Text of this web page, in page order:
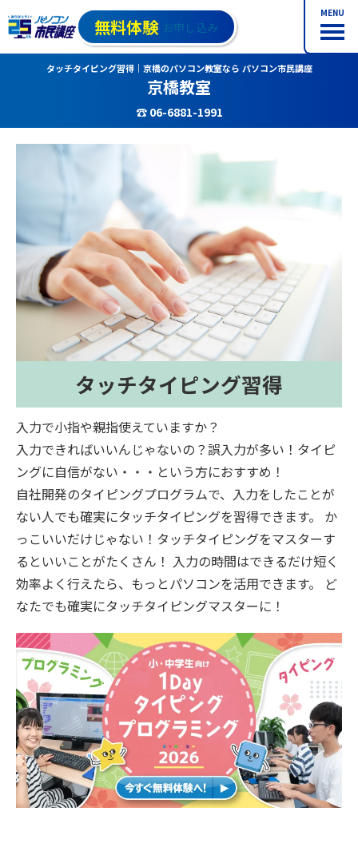
MENU
無料体験 お申し込み
タッチタイピング習得｜京橋のパソコン教室なら パソコン市民講座
京橋教室
☎ 06-6881-1991
タッチタイピング習得
入力で小指や親指使えていますか？
入力できればいいんじゃないの？誤入力が多い！タイピ
ングに自信がない・・・という方におすすめ！
自社開発のタイピングプログラムで、入力をしたことが
ない人でも確実にタッチタイピングを習得できます。 か
っこいいだけじゃない！タッチタイピングをマスターす
るといいことがたくさん！ 入力の時間はできるだけ短く
効率よく行えたら、もっとパソコンを活用できます。 ど
なたでも確実にタッチタイピングマスターに！